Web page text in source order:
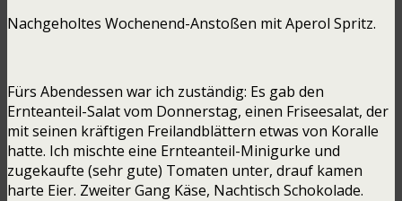
Nachgeholtes Wochenend-Anstoßen mit Aperol Spritz.
Fürs Abendessen war ich zuständig: Es gab den
Ernteanteil-Salat vom Donnerstag, einen Friseesalat, der
mit seinen kräftigen Freilandblättern etwas von Koralle
hatte. Ich mischte eine Ernteanteil-Minigurke und
zugekaufte (sehr gute) Tomaten unter, drauf kamen
harte Eier. Zweiter Gang Käse, Nachtisch Schokolade.